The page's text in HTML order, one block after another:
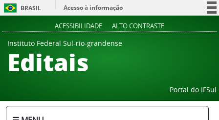
BRASIL
Acesso à informação
ACESSIBILIDADE ALTO CONTRASTE
Instituto Federal Sul-rio-grandense
Editais
Portal do IFSul